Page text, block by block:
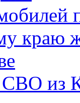
краю
из